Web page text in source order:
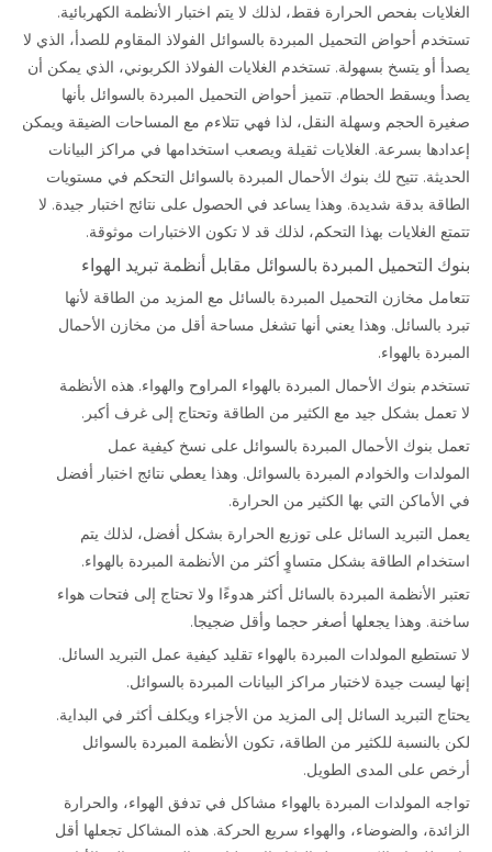
الغلايات بفحص الحرارة فقط، لذلك لا يتم اختبار الأنظمة الكهربائية.
تستخدم أحواض التحميل المبردة بالسوائل الفولاذ المقاوم للصدأ، الذي لا
يصدأ أو يتسخ بسهولة. تستخدم الغلايات الفولاذ الكربوني، الذي يمكن أن
يصدأ ويسقط الحطام. تتميز أحواض التحميل المبردة بالسوائل بأنها
صغيرة الحجم وسهلة النقل، لذا فهي تتلاءم مع المساحات الضيقة ويمكن
إعدادها بسرعة. الغلايات ثقيلة ويصعب استخدامها في مراكز البيانات
الحديثة. تتيح لك بنوك الأحمال المبردة بالسوائل التحكم في مستويات
الطاقة بدقة شديدة. وهذا يساعد في الحصول على نتائج اختبار جيدة. لا
تتمتع الغلايات بهذا التحكم، لذلك قد لا تكون الاختبارات موثوقة.
بنوك التحميل المبردة بالسوائل مقابل أنظمة تبريد الهواء
تتعامل مخازن التحميل المبردة بالسائل مع المزيد من الطاقة لأنها
تبرد بالسائل. وهذا يعني أنها تشغل مساحة أقل من مخازن الأحمال
المبردة بالهواء.
تستخدم بنوك الأحمال المبردة بالهواء المراوح والهواء. هذه الأنظمة
لا تعمل بشكل جيد مع الكثير من الطاقة وتحتاج إلى غرف أكبر.
تعمل بنوك الأحمال المبردة بالسوائل على نسخ كيفية عمل
المولدات والخوادم المبردة بالسوائل. وهذا يعطي نتائج اختبار أفضل
في الأماكن التي بها الكثير من الحرارة.
يعمل التبريد السائل على توزيع الحرارة بشكل أفضل، لذلك يتم
استخدام الطاقة بشكل متساوٍ أكثر من الأنظمة المبردة بالهواء.
تعتبر الأنظمة المبردة بالسائل أكثر هدوءًا ولا تحتاج إلى فتحات هواء
ساخنة. وهذا يجعلها أصغر حجما وأقل ضجيجا.
لا تستطيع المولدات المبردة بالهواء تقليد كيفية عمل التبريد السائل.
إنها ليست جيدة لاختبار مراكز البيانات المبردة بالسوائل.
يحتاج التبريد السائل إلى المزيد من الأجزاء ويكلف أكثر في البداية.
لكن بالنسبة للكثير من الطاقة، تكون الأنظمة المبردة بالسوائل
أرخص على المدى الطويل.
تواجه المولدات المبردة بالهواء مشاكل في تدفق الهواء، والحرارة
الزائدة، والضوضاء، والهواء سريع الحركة. هذه المشاكل تجعلها أقل